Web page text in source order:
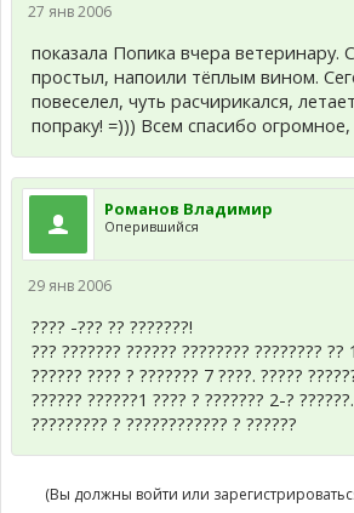
27 янв 2006
показала Попика вчера ветеринару.
простыл, напоили тёплым вином.
повеселел, чуть расчирикался,
попраку! =))) Всем спасибо огромное,
Романов Владимир
Оперившийся
29 янв 2006
???? -??? ?? ???????!
??? ??????? ?????? ???????? ???????? ??
?????? ???? ? ??????? 7 ????. ?????
?????? ??????1 ???? ? ??????? 2-?
????????? ? ???????????? ? ??????
(Вы должны войти или